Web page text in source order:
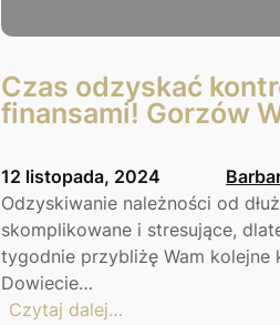
Czas odzyskać
finansami! Gorzów
12 listopada, 2024
Odzyskiwanie należności od
skomplikowane i stresujące,
tygodnie przybliżę Wam kolejne
Dowiecie…
Czytaj dalej…: